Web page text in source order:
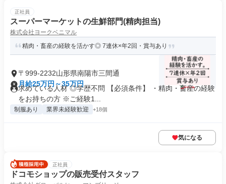
正社員
スーパーマーケットの生鮮部門(精肉担当)
株式会社ヨークベニマル
精肉・畜産の経験を活かす◎ 7連休×年2回・賞与あり
〒999-2232山形県南陽市三間通
月給25万円～35万円
求めている人材 ◎学歴不問 【必須条件】 ・精肉・畜産の経験
をお持ちの方 ※ご経験1...
制服あり 業界未経験歓迎 +18個
気になる
正社員
ドコモショップの販売受付スタッフ